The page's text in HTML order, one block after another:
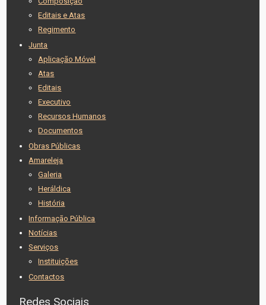
Editais e Atas
Regimento
Junta
Aplicação Móvel
Atas
Editais
Executivo
Recursos Humanos
Documentos
Obras Públicas
Amareleja
Galeria
Heráldica
História
Informação Pública
Notícias
Serviços
Instituições
Contactos
Redes Sociais